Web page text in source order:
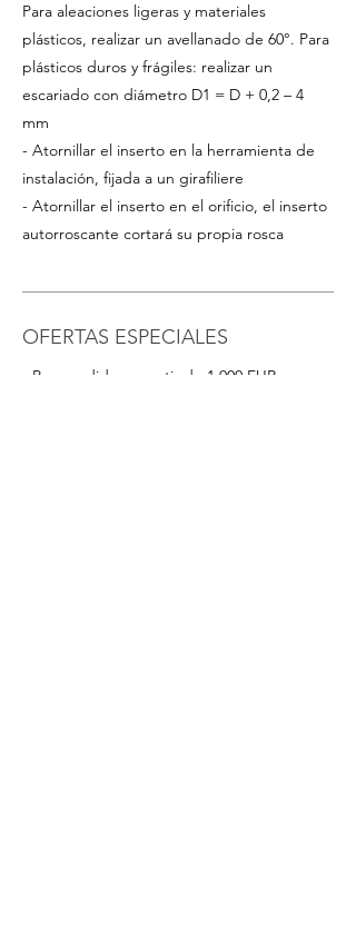
Para aleaciones ligeras y materiales
plásticos, realizar un avellanado de 60°. Para
plásticos duros y frágiles: realizar un
escariado con diámetro D1 = D + 0,2 – 4
mm
- Atornillar el inserto en la herramienta de
instalación, fijada a un girafiliere
- Atornillar el inserto en el orificio, el inserto
autorroscante cortará su propia rosca
OFERTAS ESPECIALES
- Para pedidos a partir de 1.000 EUR o para